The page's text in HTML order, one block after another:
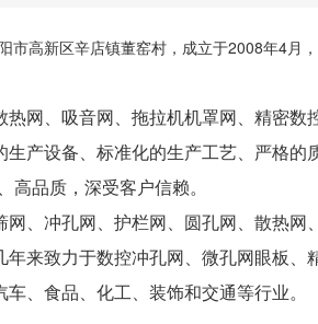
市高新区辛店镇董窑村，成立于2008年4月
网、吸音网、拖拉机机罩网、精密
产设备、标准化的生产工艺、严格
品质，深受客户信赖。
、冲孔网、护栏网、圆孔网、散热
来致力于数控冲孔网、微孔网眼板
、食品、化工、装饰和交通等行业。